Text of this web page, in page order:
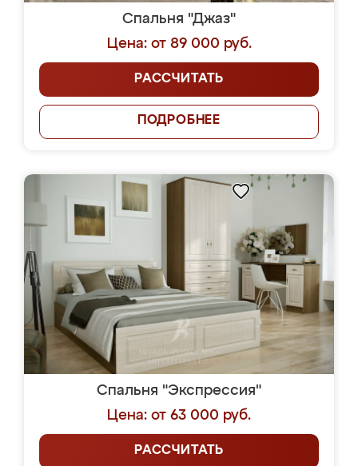
Спальня "Джаз"
Цена: от 89 000 руб.
РАССЧИТАТЬ
ПОДРОБНЕЕ
Спальня "Экспрессия"
Цена: от 63 000 руб.
РАССЧИТАТЬ